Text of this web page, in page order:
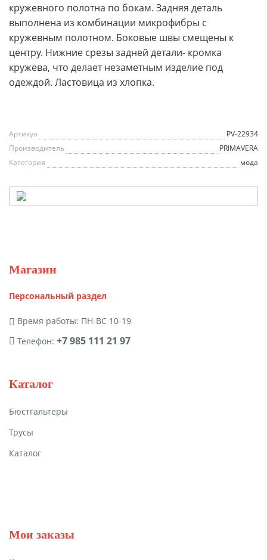
кружевного полотна по бокам. Задняя деталь
выполнена из комбинации микрофибры с
кружевным полотном. Боковые швы смещены к
центру. Нижние срезы задней детали- кромка
кружева, что делает незаметным изделие под
одеждой. Ластовица из хлопка.
Артикул
PV-22934
Производитель
PRIMAVERA
Категория
мода
Магазин
Персональный раздел
Время работы: ПН-ВС 10-19
Телефон: +7 985 111 21 97
Каталог
Бюстгальтеры
Трусы
Каталог
Мои заказы